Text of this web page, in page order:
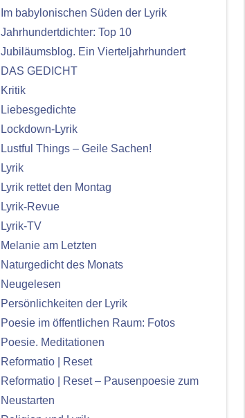
Im babylonischen Süden der Lyrik
Jahrhundertdichter: Top 10
Jubiläumsblog. Ein Vierteljahrhundert
DAS GEDICHT
Kritik
Liebesgedichte
Lockdown-Lyrik
Lustful Things – Geile Sachen!
Lyrik
Lyrik rettet den Montag
Lyrik-Revue
Lyrik-TV
Melanie am Letzten
Naturgedicht des Monats
Neugelesen
Persönlichkeiten der Lyrik
Poesie im öffentlichen Raum: Fotos
Poesie. Meditationen
Reformatio | Reset
Reformatio | Reset – Pausenpoesie zum
Neustarten